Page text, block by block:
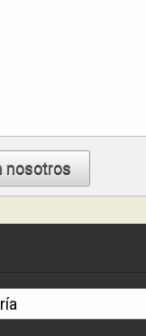
nosotros